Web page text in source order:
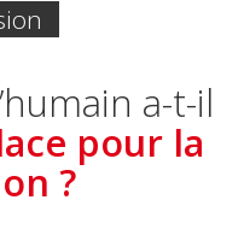
a-t-il
pour la
?